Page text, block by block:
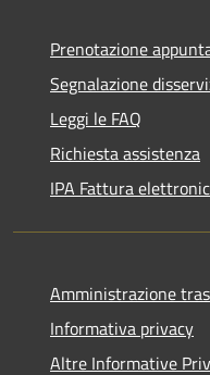
Prenotazione
Segnalazione
Leggi le FAQ
Richiesta assistenza
IPA Fattura
Amministrazione
Informativa privacy
Altre Informative